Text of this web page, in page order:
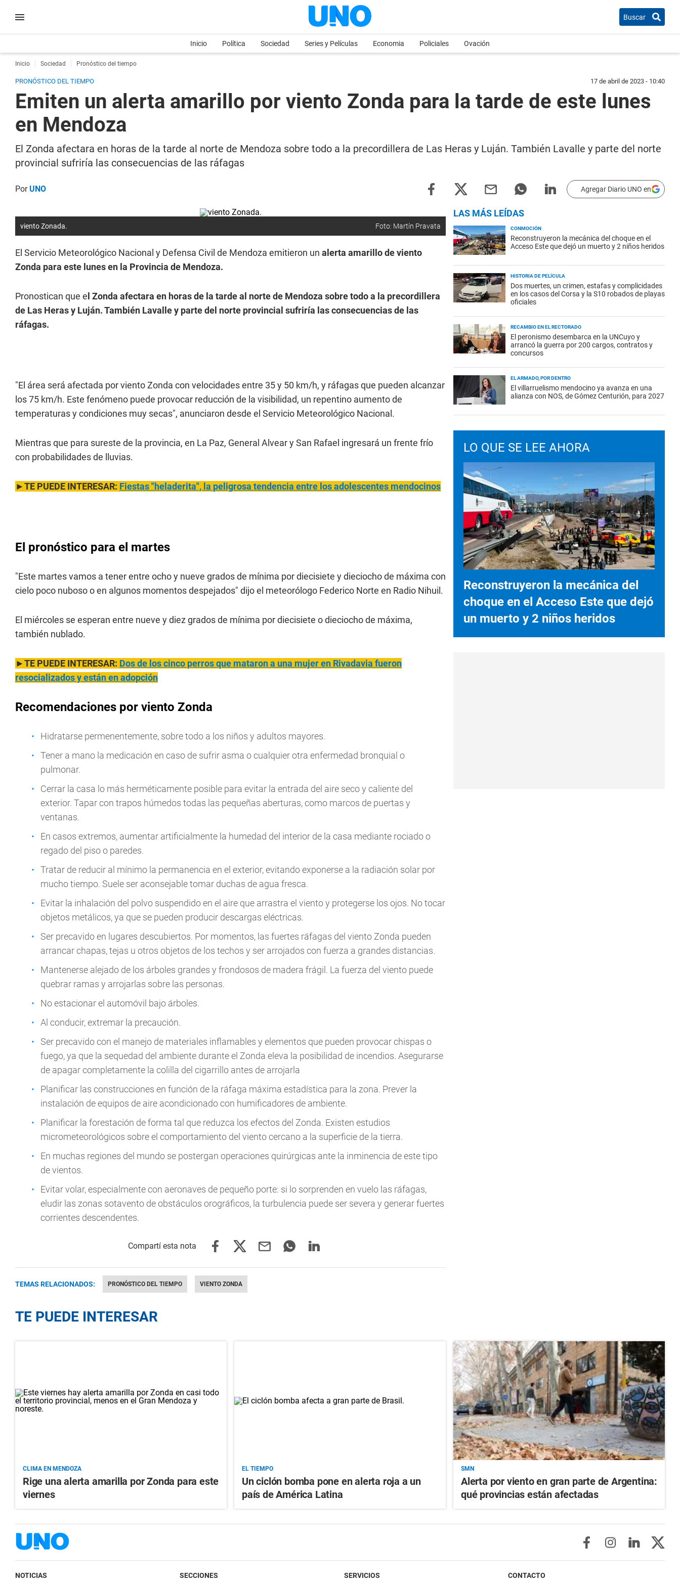
Buscar
Inicio Política Sociedad Series y Películas Economia Policiales Ovación
Inicio Sociedad Pronóstico del tiempo
PRONÓSTICO DEL TIEMPO 17 de abril de 2023 - 10:40
Emiten un alerta amarillo por viento Zonda para la tarde de este lunes
en Mendoza
El Zonda afectara en horas de la tarde al norte de Mendoza sobre todo a la precordillera de Las Heras y Luján. También Lavalle y parte del norte
provincial sufriría las consecuencias de las ráfagas
PorUNO Agregar Diario UNO en
viento Zonada. Foto: Martín Pravata
El Servicio Meteorológico Nacional y Defensa Civil de Mendoza emitieron un alerta amarillo de viento
Zonda para este lunes en la Provincia de Mendoza.
Pronostican que e l Zonda afectara en horas de la tarde al norte de Mendoza sobre todo a la precordillera
de Las Heras y Luján. También Lavalle y parte del norte provincial sufriría las consecuencias de las
ráfagas.
"El área será afectada por viento Zonda con velocidades entre 35 y 50 km/h, y ráfagas que pueden alcanzar
los 75 km/h. Este fenómeno puede provocar reducción de la visibilidad, un repentino aumento de
temperaturas y condiciones muy secas", anunciaron desde el Servicio Meteorológico Nacional.
Mientras que para sureste de la provincia, en La Paz, General Alvear y San Rafael ingresará un frente frío
con probabilidades de lluvias.
►TE PUEDE INTERESAR: Fiestas "heladerita", la peligrosa tendencia entre los adolescentes mendocinos
El pronóstico para el martes
"Este martes vamos a tener entre ocho y nueve grados de mínima por diecisiete y dieciocho de máxima con
cielo poco nuboso o en algunos momentos despejados" dijo el meteorólogo Federico Norte en Radio Nihuil.
El miércoles se esperan entre nueve y diez grados de mínima por diecisiete o dieciocho de máxima,
también nublado.
►TE PUEDE INTERESAR: Dos de los cinco perros que mataron a una mujer en Rivadavia fueron
resocializados y están en adopción
Recomendaciones por viento Zonda
Hidratarse permenentemente, sobre todo a los niños y adultos mayores.
Tener a mano la medicación en caso de sufrir asma o cualquier otra enfermedad bronquial o
pulmonar.
Cerrar la casa lo más herméticamente posible para evitar la entrada del aire seco y caliente del
exterior. Tapar con trapos húmedos todas las pequeñas aberturas, como marcos de puertas y
ventanas.
En casos extremos, aumentar artificialmente la humedad del interior de la casa mediante rociado o
regado del piso o paredes.
Tratar de reducir al mínimo la permanencia en el exterior, evitando exponerse a la radiación solar por
mucho tiempo. Suele ser aconsejable tomar duchas de agua fresca.
Evitar la inhalación del polvo suspendido en el aire que arrastra el viento y protegerse los ojos. No tocar
objetos metálicos, ya que se pueden producir descargas eléctricas.
Ser precavido en lugares descubiertos. Por momentos, las fuertes ráfagas del viento Zonda pueden
arrancar chapas, tejas u otros objetos de los techos y ser arrojados con fuerza a grandes distancias.
Mantenerse alejado de los árboles grandes y frondosos de madera frágil. La fuerza del viento puede
quebrar ramas y arrojarlas sobre las personas.
No estacionar el automóvil bajo árboles.
Al conducir, extremar la precaución.
Ser precavido con el manejo de materiales inflamables y elementos que pueden provocar chispas o
fuego, ya que la sequedad del ambiente durante el Zonda eleva la posibilidad de incendios. Asegurarse
de apagar completamente la colilla del cigarrillo antes de arrojarla
Planificar las construcciones en función de la ráfaga máxima estadística para la zona. Prever la
instalación de equipos de aire acondicionado con humificadores de ambiente.
Planificar la forestación de forma tal que reduzca los efectos del Zonda. Existen estudios
micrometeorológicos sobre el comportamiento del viento cercano a la superficie de la tierra.
En muchas regiones del mundo se postergan operaciones quirúrgicas ante la inminencia de este tipo
de vientos.
Evitar volar, especialmente con aeronaves de pequeño porte: si lo sorprenden en vuelo las ráfagas,
eludir las zonas sotavento de obstáculos orográficos, la turbulencia puede ser severa y generar fuertes
corrientes descendentes.
TEMAS RELACIONADOS: PRONÓSTICO DEL TIEMPO VIENTO ZONDA
LAS MÁS LEÍDAS
CONMOCIÓN
Reconstruyeron la mecánica del choque en el
Acceso Este que dejó un muerto y 2 niños heridos
HISTORIA DE PELÍCULA
Dos muertes, un crimen, estafas y complicidades
en los casos del Corsa y la S10 robados de playas
oficiales
RECAMBIO EN EL RECTORADO
El peronismo desembarca en la UNCuyo y
arrancó la guerra por 200 cargos, contratos y
concursos
EL ARMADO, POR DENTRO
El villarruelismo mendocino ya avanza en una
alianza con NOS, de Gómez Centurión, para 2027
LO QUE SE LEE AHORA
Reconstruyeron la mecánica del
choque en el Acceso Este que dejó
un muerto y 2 niños heridos
TE PUEDE INTERESAR
CLIMA EN MENDOZA
Rige una alerta amarilla por Zonda para este
viernes
EL TIEMPO
Un ciclón bomba pone en alerta roja a un
país de América Latina
SMN
Alerta por viento en gran parte de Argentina:
qué provincias están afectadas
NOTICIAS SECCIONES SERVICIOS CONTACTO